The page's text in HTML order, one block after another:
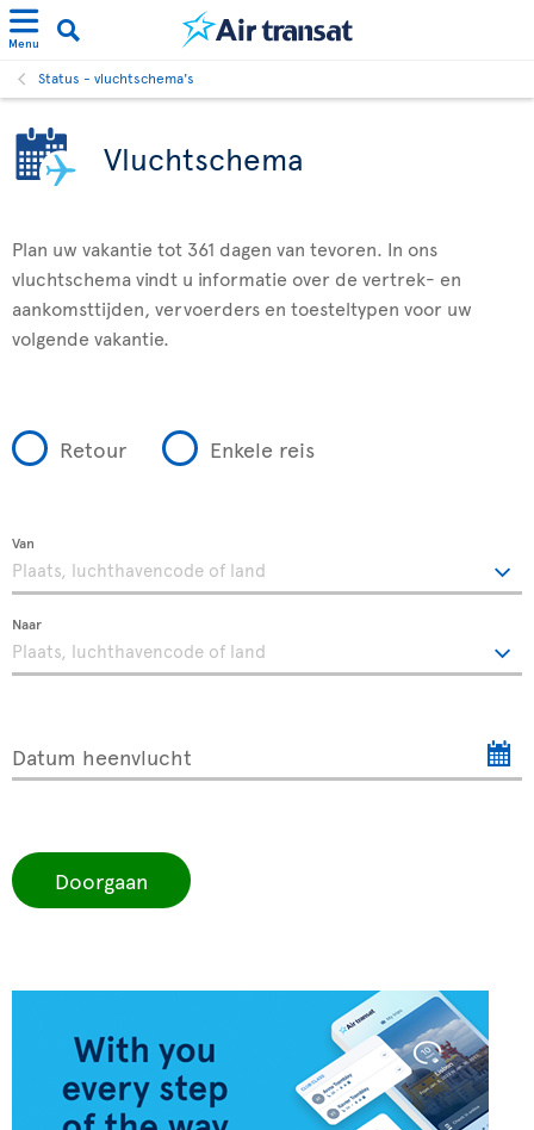
Menu
Status - vluchtschema's
Vluchtschema
Plan uw vakantie tot 361 dagen van tevoren. In ons
vluchtschema vindt u informatie over de vertrek- en
aankomsttijden, vervoerders en toesteltypen voor uw
volgende vakantie.
Retour Enkele reis
Van
Naar
Datum heenvlucht
Doorgaan